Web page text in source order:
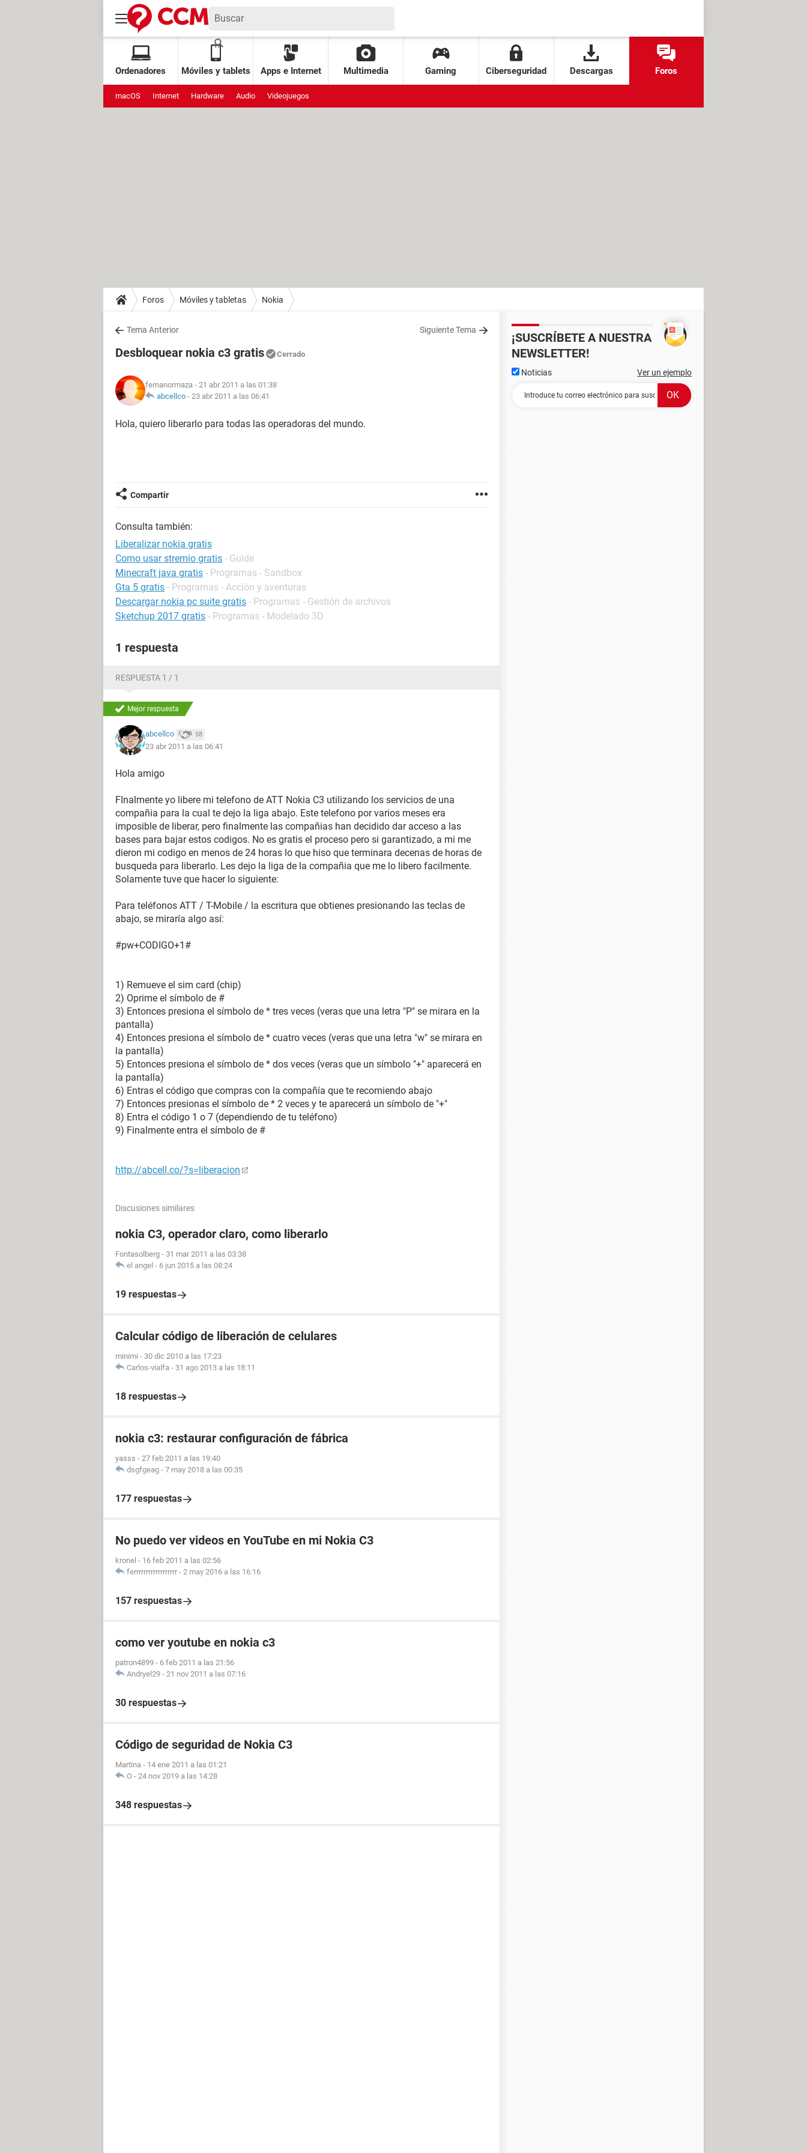
Ordenadores Móviles y tablets Apps e Internet Multimedia Gaming Ciberseguridad Descargas Foros
macOS Internet Hardware Audio Videojuegos
Foros Móviles y tabletas Nokia
Tema Anterior Siguiente Tema
Desbloquear nokia c3 gratis Cerrado
fernanormaza - 21 abr 2011 a las 01:38
abcellco - 23 abr 2011 a las 06:41
Hola, quiero liberarlo para todas las operadoras del mundo.
Compartir
Consulta también:
Liberalizar nokia gratis
Como usar stremio gratis - Guide
Minecraft java gratis - Programas - Sandbox
Gta 5 gratis - Programas - Acción y aventuras
Descargar nokia pc suite gratis - Programas - Gestión de archivos
Sketchup 2017 gratis - Programas - Modelado 3D
1 respuesta
RESPUESTA 1 / 1
Mejor respuesta
abcellco 58
23 abr 2011 a las 06:41
Hola amigo
FInalmente yo libere mi telefono de ATT Nokia C3 utilizando los servicios de una
compañia para la cual te dejo la liga abajo. Este telefono por varios meses era
imposible de liberar, pero finalmente las compañias han decidido dar acceso a las
bases para bajar estos codigos. No es gratis el proceso pero si garantizado, a mi me
dieron mi codigo en menos de 24 horas lo que hiso que terminara decenas de horas de
busqueda para liberarlo. Les dejo la liga de la compañia que me lo libero facilmente.
Solamente tuve que hacer lo siguiente:
Para teléfonos ATT / T-Mobile / la escritura que obtienes presionando las teclas de
abajo, se miraría algo así:
#pw+CODIGO+1#
1) Remueve el sim card (chip)
2) Oprime el símbolo de #
3) Entonces presiona el símbolo de * tres veces (veras que una letra "P" se mirara en la
pantalla)
4) Entonces presiona el símbolo de * cuatro veces (veras que una letra "w" se mirara en
la pantalla)
5) Entonces presiona el símbolo de * dos veces (veras que un símbolo "+" aparecerá en
la pantalla)
6) Entras el código que compras con la compañía que te recomiendo abajo
7) Entonces presionas el símbolo de * 2 veces y te aparecerá un símbolo de "+"
8) Entra el código 1 o 7 (dependiendo de tu teléfono)
9) Finalmente entra el símbolo de #
http://abcell.co/?s=liberacion
Discusiones similares
nokia C3, operador claro, como liberarlo
Fontasolberg - 31 mar 2011 a las 03:38
el angel - 6 jun 2015 a las 08:24
19 respuestas
Calcular código de liberación de celulares
minimi - 30 dic 2010 a las 17:23
Carlos-vialfa - 31 ago 2013 a las 18:11
18 respuestas
nokia c3: restaurar configuración de fábrica
yasss - 27 feb 2011 a las 19:40
dsgfgeag - 7 may 2018 a las 00:35
177 respuestas
No puedo ver videos en YouTube en mi Nokia C3
kronel - 16 feb 2011 a las 02:56
ferrrrrrrrrrrrrrrrrr - 2 may 2016 a las 16:16
157 respuestas
como ver youtube en nokia c3
patron4899 - 6 feb 2011 a las 21:56
Andryel29 - 21 nov 2011 a las 07:16
30 respuestas
Código de seguridad de Nokia C3
Martina - 14 ene 2011 a las 01:21
O - 24 nov 2019 a las 14:28
348 respuestas
¡SUSCRÍBETE A NUESTRA
NEWSLETTER!
Noticias Ver un ejemplo